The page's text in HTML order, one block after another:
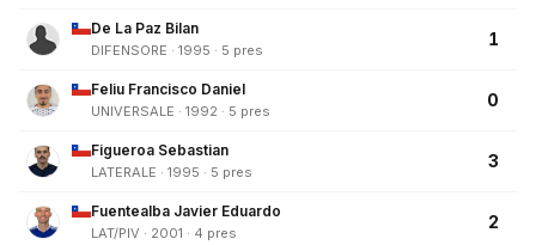
De La Paz Bilan
DIFENSORE · 1995 · 5 pres
1
Feliu Francisco Daniel
UNIVERSALE · 1992 · 5 pres
0
Figueroa Sebastian
LATERALE · 1995 · 5 pres
3
Fuentealba Javier Eduardo
LAT/PIV · 2001 · 4 pres
2